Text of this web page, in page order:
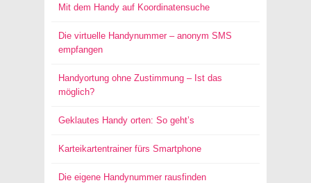
Mit dem Handy auf Koordinatensuche
Die virtuelle Handynummer – anonym SMS
empfangen
Handyortung ohne Zustimmung – Ist das
möglich?
Geklautes Handy orten: So geht’s
Karteikartentrainer fürs Smartphone
Die eigene Handynummer rausfinden